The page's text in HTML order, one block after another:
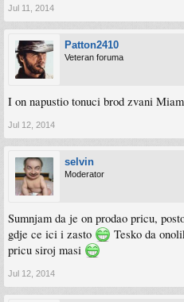
Jul 11, 2014
Patton2410
Veteran foruma
I on napustio tonuci brod zvani
Jul 12, 2014
selvin
Moderator
Sumnjam da je on prodao pricu,
gdje ce ici i zasto
Tesko da
pricu siroj masi
Jul 12, 2014